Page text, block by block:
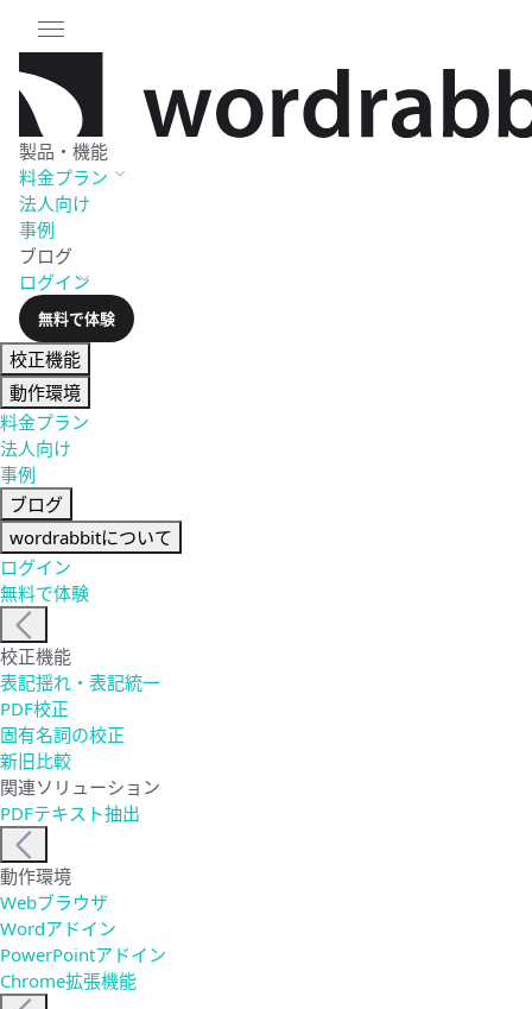
製品・機能
料金プラン
法人向け
事例
ブログ
ログイン
無料で体験
校正機能
動作環境
料金プラン
法人向け
事例
ブログ
wordrabbitについて
ログイン
無料で体験
校正機能
表記揺れ・表記統一
PDF校正
固有名詞の校正
新旧比較
関連ソリューション
PDFテキスト抽出
動作環境
Webブラウザ
Wordアドイン
PowerPointアドイン
Chrome拡張機能